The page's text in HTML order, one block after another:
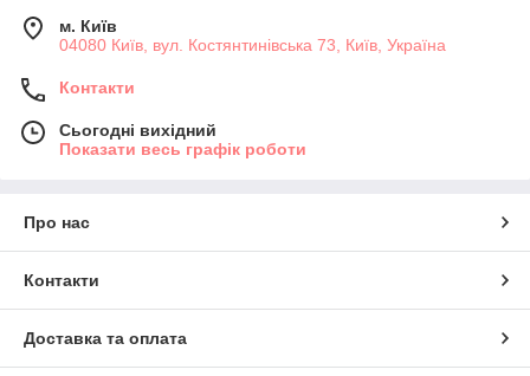
м. Київ
04080 Київ, вул. Костянтинівська 73, Київ, Україна
Контакти
Сьогодні вихідний
Показати весь графік роботи
Про нас
Контакти
Доставка та оплата